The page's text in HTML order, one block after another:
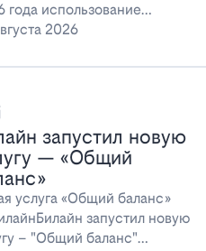
года использование
MAX перес…
2026
запустил новую
— «Общий
услуга «Общий баланс»
запустил новую
– "Общий баланс"…